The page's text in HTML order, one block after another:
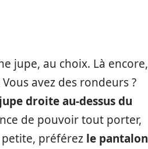
jupe, au choix. Là encore,
avez des rondeurs ?
droite au-dessus du
de pouvoir tout porter,
préférez le pantalon